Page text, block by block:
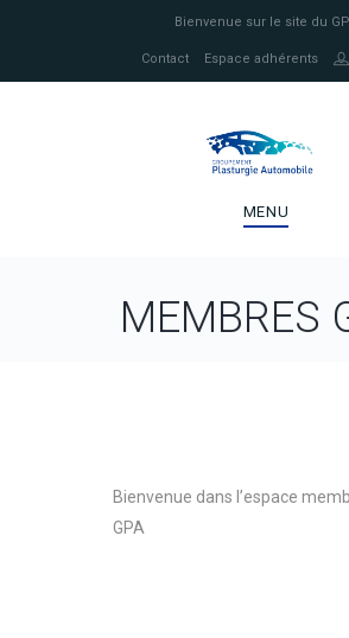
Bienvenue sur le site du
Contact Espace adhérents
MENU
MEMBRES
Bienvenue dans l’espace
GPA